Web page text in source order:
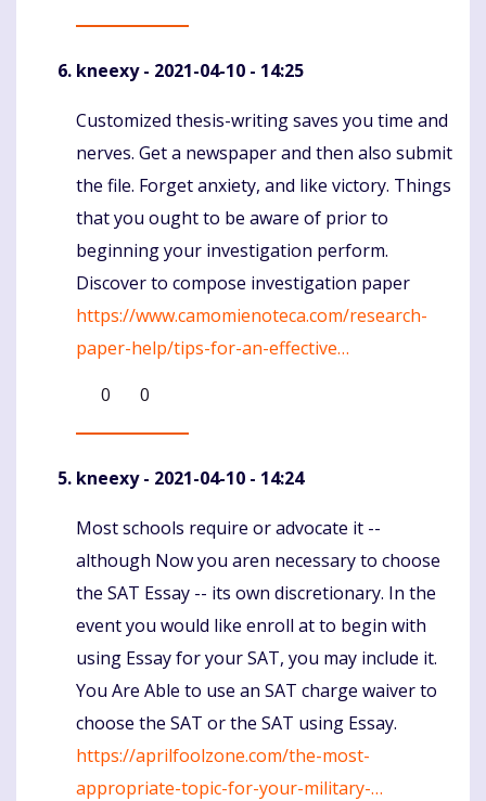
kneexy- 2021-04-10 - 14:25
Komentaras
Customized thesis-writing saves you time and
nerves. Get a newspaper and then also submit
the file. Forget anxiety, and like victory. Things
that you ought to be aware of prior to
beginning your investigation perform.
Discover to compose investigation paper
https://www.camomienoteca.com/research-
paper-help/tips-for-an-effective…
0
0
kneexy- 2021-04-10 - 14:24
Komentaras
Most schools require or advocate it --
although Now you aren necessary to choose
the SAT Essay -- its own discretionary. In the
event you would like enroll at to begin with
using Essay for your SAT, you may include it.
You Are Able to use an SAT charge waiver to
choose the SAT or the SAT using Essay.
https://aprilfoolzone.com/the-most-
appropriate-topic-for-your-military-…